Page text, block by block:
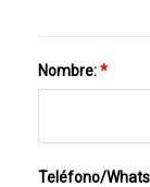
Nombre:*
Teléfono/